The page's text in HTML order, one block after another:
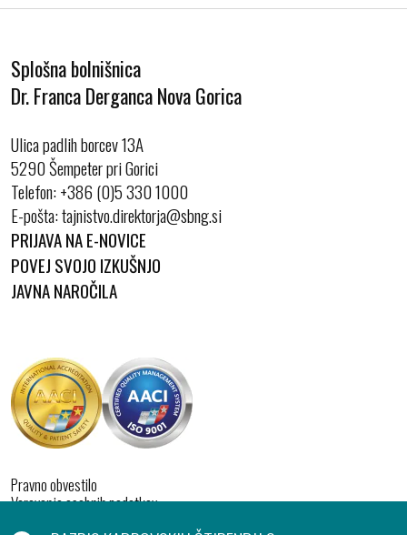
Splošna bolnišnica
Dr. Franca Derganca Nova Gorica
Ulica padlih borcev 13A
5290 Šempeter pri Gorici
Telefon:+386 (0)5 330 1000
E-pošta:
PRIJAVA NA E-NOVICE
POVEJ SVOJO IZKUŠNJO
JAVNA NAROČILA
Pravno obvestilo
Varovanje osebnih podatkov